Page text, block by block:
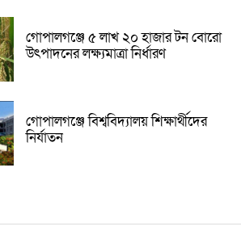
গোপালগঞ্জে ৫ লাখ ২০ হাজার টন বোরো
উৎপাদনের লক্ষ্যমাত্রা নির্ধারণ
গোপালগঞ্জে বিশ্ববিদ্যালয় শিক্ষার্থীদের
নির্যাতন